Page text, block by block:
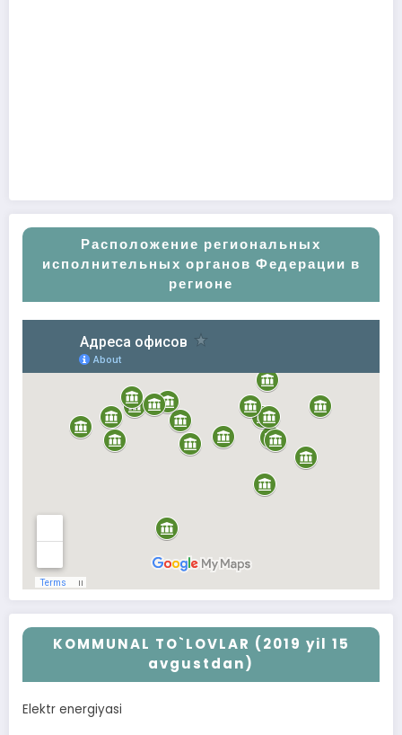
Расположение региональных
исполнительных органов Федерации в
регионе
KOMMUNAL TO`LOVLAR (2019 yil 15
avgustdan)
Elektr energiyasi